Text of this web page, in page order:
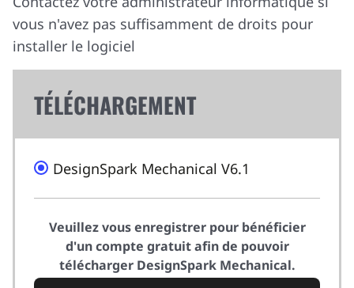
vous n'avez pas suffisamment de droits pour
installer le logiciel
TÉLÉCHARGEMENT
DesignSpark Mechanical V6.1
Veuillez vous enregistrer pour bénéficier
d'un compte gratuit afin de pouvoir
télécharger DesignSpark Mechanical.